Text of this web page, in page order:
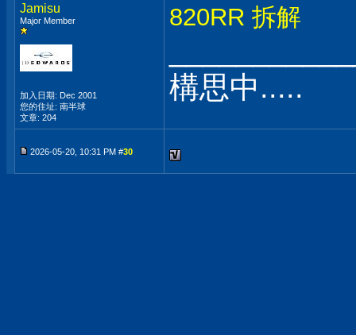
Jamisu
Major Member
加入日期: Dec 2001
您的住址: 南半球
文章: 204
820RR 拆解
構思中.....
2026-05-20, 10:31 PM #30